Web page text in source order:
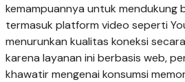
kemampuannya untuk mendukung
termasuk platform video seperti
menurunkan kualitas koneksi
karena layanan ini berbasis web,
khawatir mengenai konsumsi